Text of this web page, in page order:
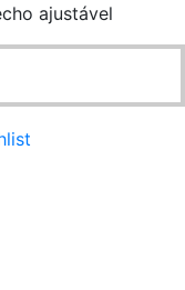
ajustável